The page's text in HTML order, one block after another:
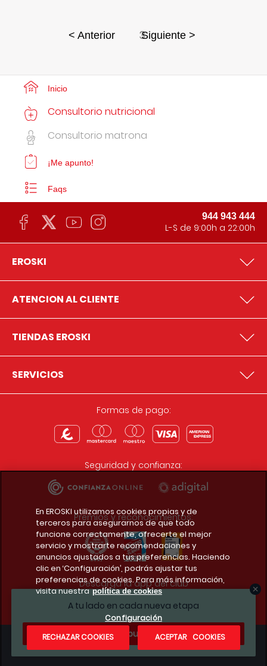
< Anterior 3Siguiente >
A tu lado en cada nueva etapa
¿Te apuntas?
Inicio
Consultorio nutricional
Consultorio matrona
¡Me apunto!
Faqs
944 943 444
L-S de 9:00h a 22:00h
EROSKI
ATENCION AL CLIENTE
TIENDAS EROSKI
SERVICIOS
Formas de pago:
Seguridad y confianza:
Premios y reconocimientos:
Descarga la app del club
Condiciones legales
En EROSKI utilizamos cookies propias y de
terceros para asegurarnos de que todo
funcione correctamente, ofrecerte el mejor
servicio y mostrarte recomendaciones y
anuncios ajustados a tus preferencias. Haciendo
clic en ‘Configuración’, podrás ajustar tus
preferencias de cookies. Para más información,
visita nuestra política de cookies
Configuración
RECHAZAR COOKIES
ACEPTAR COOKIES